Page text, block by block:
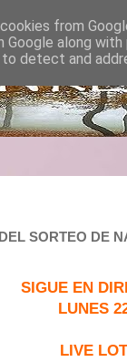
SORTEO DE
SIGUE EN
LUNES
LIVE
from
Google along
detect and